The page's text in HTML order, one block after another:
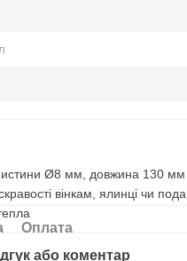
Ø8 мм, довжина 130
вінкам, ялинці чи
Оплата
або коментар